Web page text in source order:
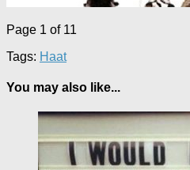
Page 1 of 11
Tags: Haat
You may also like...